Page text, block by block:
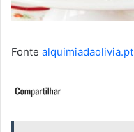
Fonte alquimiadaolivia.pt